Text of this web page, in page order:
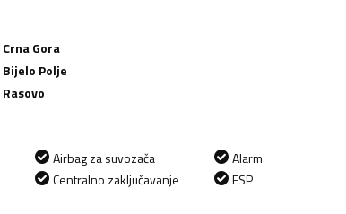
Crna Gora
Bijelo Polje
Rasovo
Airbag za suvozača
Centralno zaključavanje
Alarm
ESP